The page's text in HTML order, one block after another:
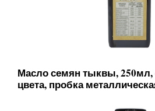
Масло семян тыквы, 250мл,
цвета, пробка